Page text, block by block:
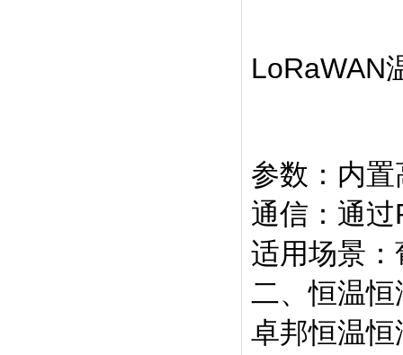
LoRaWAN
参数‌：内
通信‌：通
适用场景‌
二、恒温
卓邦恒温